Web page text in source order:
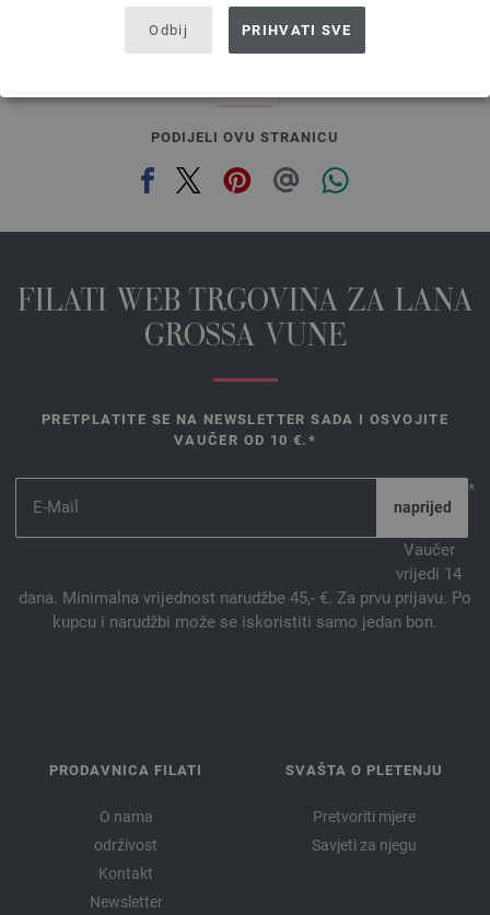
Odbij PRIHVATI SVE
PODIJELI OVU STRANICU
FILATI WEB TRGOVINA ZA LANA
GROSSA VUNE
PRETPLATITE SE NA NEWSLETTER SADA I OSVOJITE
VAUČER OD 10 €.*
*
Vaučer
vrijedi 14
dana. Minimalna vrijednost narudžbe 45,- €. Za prvu prijavu. Po
kupcu i narudžbi može se iskoristiti samo jedan bon.
PRODAVNICA FILATI
O nama
održivost
Kontakt
Newsletter
SVAŠTA O PLETENJU
Pretvoriti mjere
Savjeti za njegu